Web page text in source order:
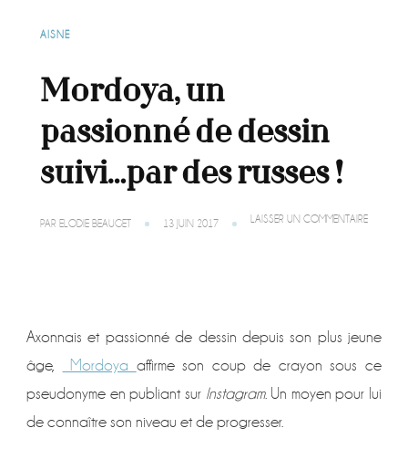
AISNE
Mordoya, un
passionné de dessin
suivi…par des russes !
PAR ELODIE BEAUGET 13 JUIN 2017 LAISSER UN COMMENTAIRESUR
DES
!
Axonnais et passionné de dessin depuis son plus jeune
âge,
Mordoya affirme son coup de crayon sous ce
pseudonyme en publiant sur Instagram. Un moyen pour lui
de connaître son niveau et de progresser.